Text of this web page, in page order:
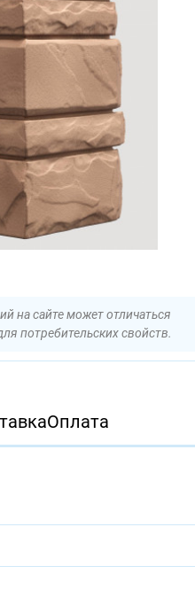
на сайте может отличаться
потребительских свойств.
Оплата